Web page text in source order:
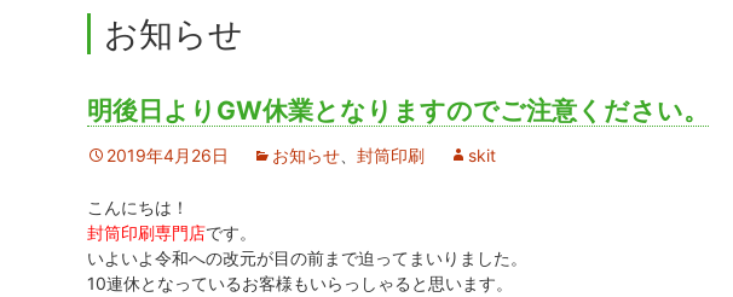
お知らせ
明後日よりGW休業となりますのでご注意ください。
2019年4月26日 お知らせ 封筒印刷 skit
こんにちは！
封筒印刷専門店です。
いよいよ令和への改元が目の前まで迫ってまいりました。
10連休となっているお客様もいらっしゃると思います。